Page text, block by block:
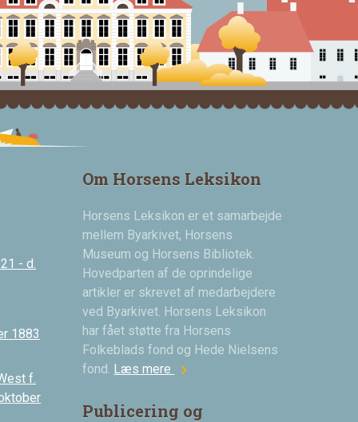
- d.
1883
f.
Om Horsens Leksikon
Horsens Leksikon er et samarbejde
mellem Byarkivet, Horsens
Museum og Horsens Bibliotek.
Hovedparten af de oprindelige
artikler er skrevet af medarbejdere
ved Byarkivet. Horsens Leksikon
har fået støtte fra Horsens
Folkeblads fond og Hede Nielsens
fond. Læs mere chevron_right
Publicering og